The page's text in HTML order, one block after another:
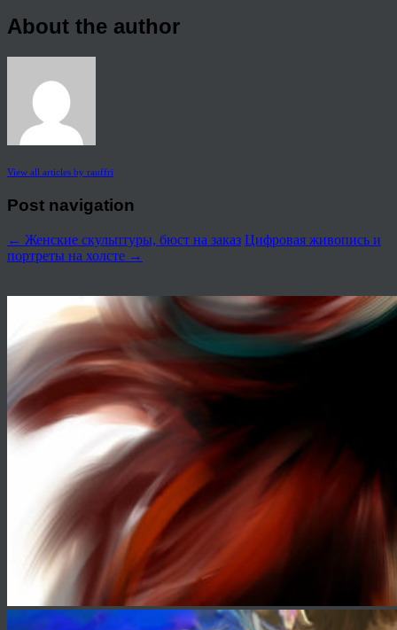
About the author
View all articles by rauffri
Post navigation
← Женские скульптуры, бюст на заказ Цифровая живопись и
портреты на холсте →